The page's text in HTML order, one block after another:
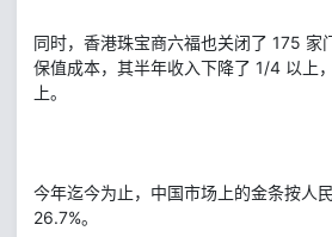
同时，香港珠宝商六福也关闭了 175 家
保值成本，其半年收入下降了 1/4 以上
上。
今年迄今为止，中国市场上的金条按人
26.7%。